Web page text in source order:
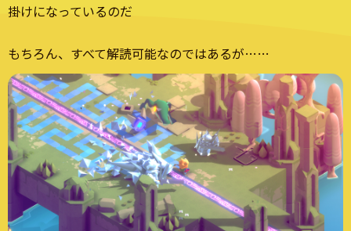
掛けになっているのだ
もちろん、すべて解読可能なのではあるが……